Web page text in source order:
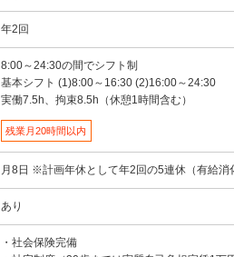
年2回
8:00～24:30の間でシフト制
基本シフト (1)8:00～16:30 (2)16:00～24:30
実働7.5h、拘束8.5h（休憩1時間含む）
残業月20時間以内
月8日 ※計画年休として年2回の5連休（有給消
あり
・社会保険完備